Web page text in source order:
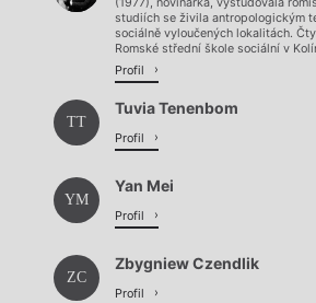
(1977), novinářka, vystudovala
studiích se živila antropologickým
sociálně vyloučených lokalitách.
Romské střední škole sociální v
Profil
TT
Tuvia Tenenbom
Profil
YM
Yan Mei
Profil
ZC
Zbygniew Czendlik
Profil